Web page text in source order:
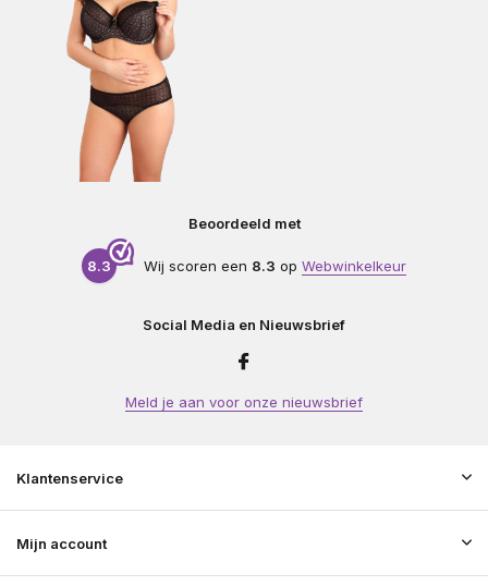
Beoordeeld met
8.3 Wij scoren een 8.3 op Webwinkelkeur
Social Media en Nieuwsbrief
Meld je aan voor onze nieuwsbrief
Klantenservice
Mijn account